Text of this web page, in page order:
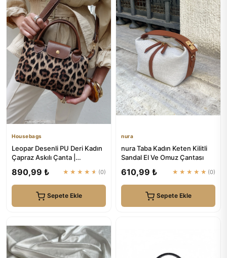
Housebags
Leopar Desenli PU Deri Kadın
Çapraz Askılı Çanta |
890,99 ₺ ★★★★★ (0)
Sepete Ekle
nura
nura Taba Kadın Keten Kilitli
Sandal El Ve Omuz Çantası
610,99 ₺ ★★★★★ (0)
Sepete Ekle